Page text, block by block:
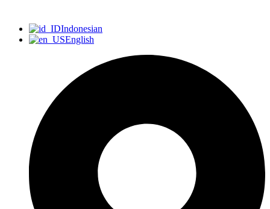
Indonesian
English